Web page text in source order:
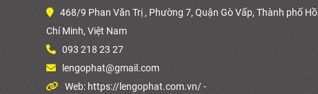
468/9 Phan Văn Trị , Phường 7, Quận Gò Vấp, Thành phố Hồ
Chí Minh, Việt Nam
093 218 23 27
lengophat@gmail.com
Web: https://lengophat.com.vn/ -